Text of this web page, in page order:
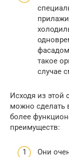
такое
случае
Исходя из этой
можно сделать
более
преимуществ:
Они